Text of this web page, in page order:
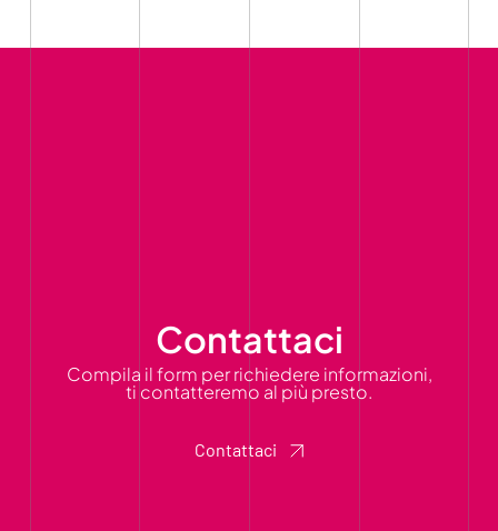
Contattaci
Compila il form per richiedere informazioni,
ti contatteremo al più presto.
Contattaci